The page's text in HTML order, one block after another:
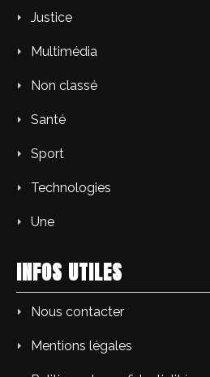
Justice
Multimédia
Non classé
Santé
Sport
Technologies
Une
INFOS UTILES
Nous contacter
Mentions légales